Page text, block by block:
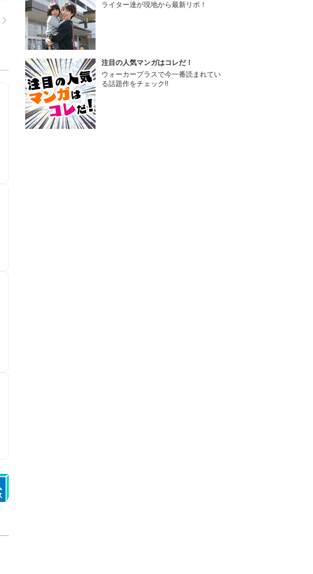
ライター達が現地から最新リポ！
注目の人気マンガはコレだ！
ウォーカープラスで今一番読まれてい
る話題作をチェック!!